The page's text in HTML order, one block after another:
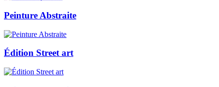
Peinture Abstraite
Édition Street art